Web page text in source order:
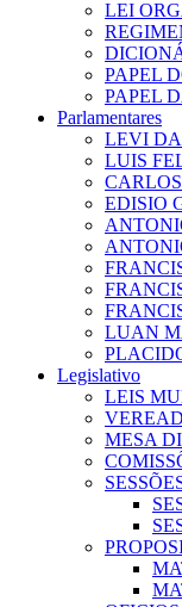
LEI
PAPEL
PAPEL
Parlamentares
LEVI
LUIS
EDISIO
LUAN
Legislativo
LEIS
MESA